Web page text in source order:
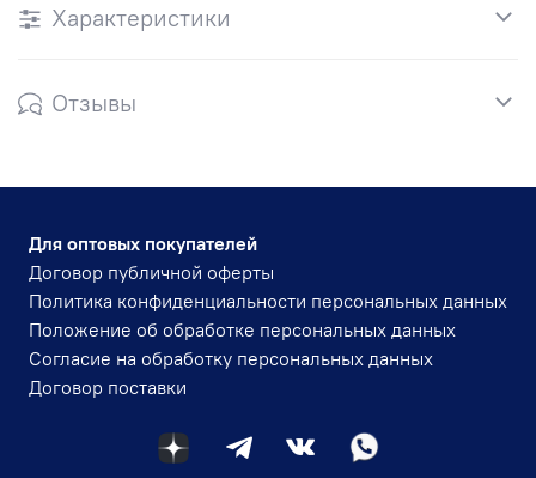
Характеристики
Отзывы
Для оптовых покупателей
Договор публичной оферты
Политика конфиденциальности персональных данных
Положение об обработке персональных данных
Согласие на обработку персональных данных
Договор поставки